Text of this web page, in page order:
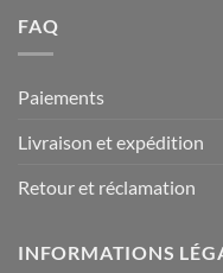
FAQ
Paiements
Livraison et expédition
Retour et réclamation
INFORMATIONS